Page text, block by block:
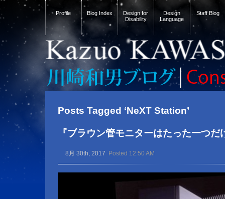
Profile Blog Index
Design for
Disability
Design
Language
Staff Blog
Posts Tagged ‘NeXT Station’
『ブラウン管モニターはたった一つだ
8月 30th, 2017 Posted 12:50 AM